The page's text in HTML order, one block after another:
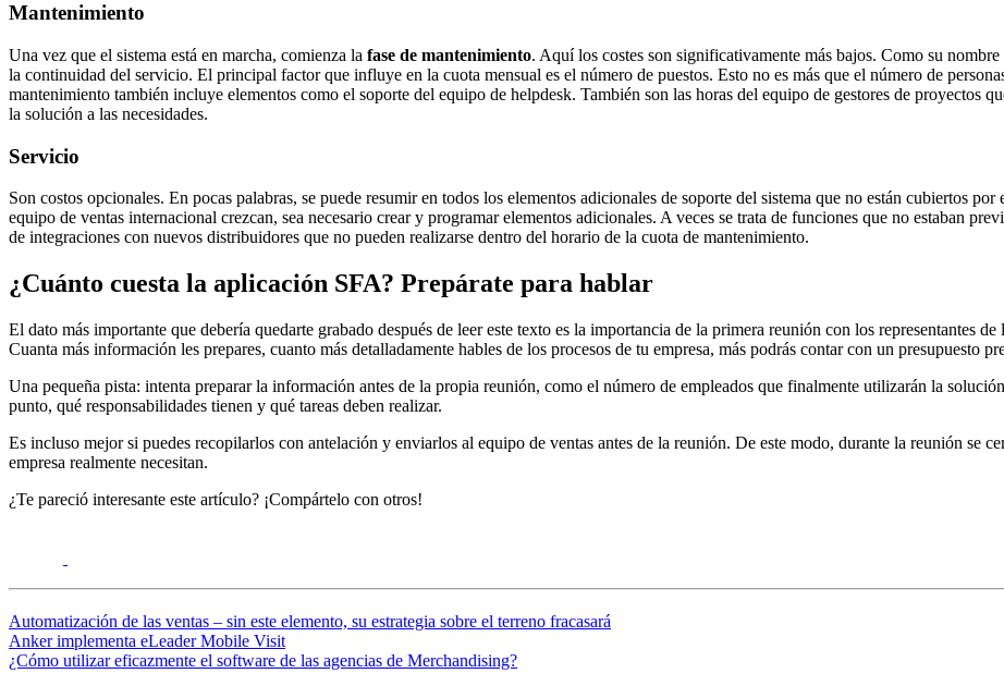
Mantenimiento
Una vez que el sistema está en marcha, comienza la fase de mantenimiento. Aquí los costes son significativamente más bajos. Como su
la continuidad del servicio. El principal factor que influye en la cuota mensual es el número de puestos. Esto no es más que el número de
mantenimiento también incluye elementos como el soporte del equipo de helpdesk. También son las horas del equipo de gestores de proyectos
la solución a las necesidades.
Servicio
Son costos opcionales. En pocas palabras, se puede resumir en todos los elementos adicionales de soporte del sistema que no están cubiertos
equipo de ventas internacional crezcan, sea necesario crear y programar elementos adicionales. A veces se trata de funciones que no estaban
de integraciones con nuevos distribuidores que no pueden realizarse dentro del horario de la cuota de mantenimiento.
¿Cuánto cuesta la aplicación SFA? Prepárate para hablar
El dato más importante que debería quedarte grabado después de leer este texto es la importancia de la primera reunión con los representantes
Cuanta más información les prepares, cuanto más detalladamente hables de los procesos de tu empresa, más podrás contar con un presupuesto
Una pequeña pista: intenta preparar la información antes de la propia reunión, como el número de empleados que finalmente utilizarán la
punto, qué responsabilidades tienen y qué tareas deben realizar.
Es incluso mejor si puedes recopilarlos con antelación y enviarlos al equipo de ventas antes de la reunión. De este modo, durante la reunión se
empresa realmente necesitan.
¿Te pareció interesante este artículo? ¡Compártelo con otros!
Automatización de las ventas – sin este elemento, su estrategia sobre el terreno fracasará
Anker implementa eLeader Mobile Visit
¿Cómo utilizar eficazmente el software de las agencias de Merchandising?